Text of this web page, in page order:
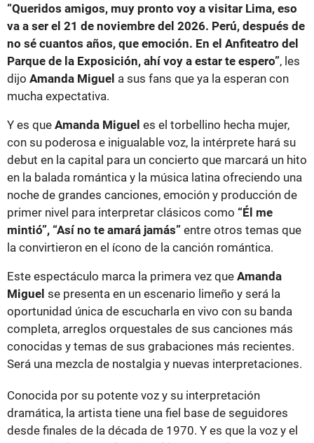
“Queridos amigos, muy pronto voy a visitar Lima, eso
va a ser el 21 de noviembre del 2026. Perú, después de
no sé cuantos años, que emoción. En el Anfiteatro del
Parque de la Exposición, ahí voy a estar te espero”, les
dijo Amanda Miguel a sus fans que ya la esperan con
mucha expectativa.
Y es que Amanda Miguel es el torbellino hecha mujer,
con su poderosa e inigualable voz, la intérprete hará su
debut en la capital para un concierto que marcará un hito
en la balada romántica y la música latina ofreciendo una
noche de grandes canciones, emoción y producción de
primer nivel para interpretar clásicos como “Él me
mintió”, “Así no te amará jamás” entre otros temas que
la convirtieron en el ícono de la canción romántica.
Este espectáculo marca la primera vez que Amanda
Miguel se presenta en un escenario limeño y será la
oportunidad única de escucharla en vivo con su banda
completa, arreglos orquestales de sus canciones más
conocidas y temas de sus grabaciones más recientes.
Será una mezcla de nostalgia y nuevas interpretaciones.
Conocida por su potente voz y su interpretación
dramática, la artista tiene una fiel base de seguidores
desde finales de la década de 1970. Y es que la voz y el